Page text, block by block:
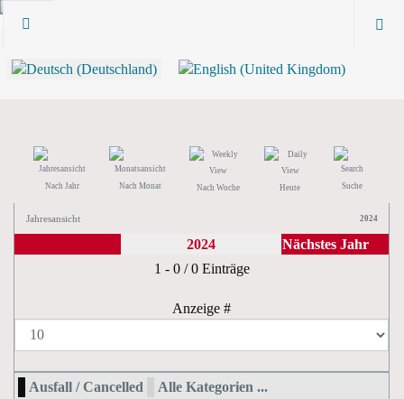
Nach Jahr Nach Monat Nach Woche Heute Suche
Jahresansicht 2024
2024
Nächstes Jahr
Limite der Paginierungsliste
1 - 0 / 0 Einträge
Anzeige #
Ausfall / Cancelled Alle Kategorien ...